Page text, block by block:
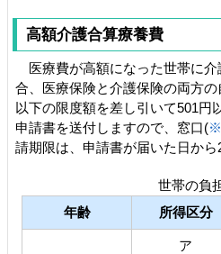
高額介護合算療養費
医療費が高額になった世帯に介
合、医療保険と介護保険の両方の
以下の限度額を差し引いて501円
申請書を送付しますので、窓口(
請期限は、申請書が届いた日から
世帯の負
年齢
所得区分
ア